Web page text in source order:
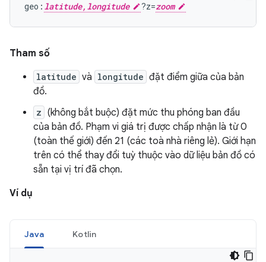
geo: latitude,longitude ?z=zoom
Tham số
latitude và longitude đặt điểm giữa của bản
đồ.
z (không bắt buộc) đặt mức thu phóng ban đầu
của bản đồ. Phạm vi giá trị được chấp nhận là từ 0
(toàn thế giới) đến 21 (các toà nhà riêng lẻ). Giới hạn
trên có thể thay đổi tuỳ thuộc vào dữ liệu bản đồ có
sẵn tại vị trí đã chọn.
Ví dụ
Java Kotlin